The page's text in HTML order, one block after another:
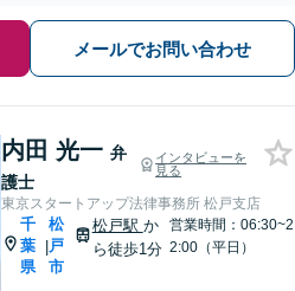
メールでお問い合わせ
内田 光一 弁
護士
インタビューを
見る
東京スタートアップ法律事務所 松戸支店
千
葉
県
|
松
戸
市
松戸駅 か
ら徒歩1分
営業時間：06:30~2
2:00（平日）